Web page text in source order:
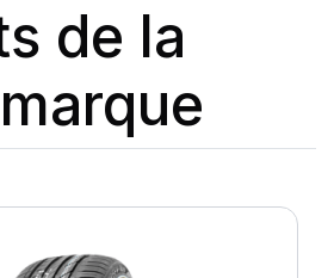
de la